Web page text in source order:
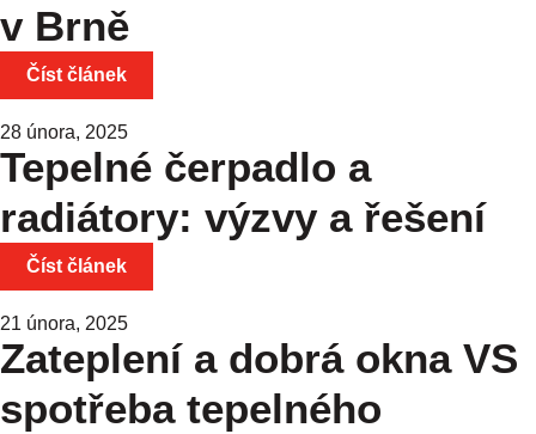
v Brně
Číst článek
28 února, 2025
Tepelné čerpadlo a
radiátory: výzvy a řešení
Číst článek
21 února, 2025
Zateplení a dobrá okna VS
spotřeba tepelného